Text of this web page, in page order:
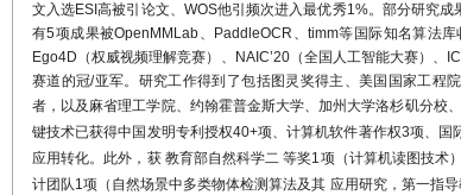
实验室博士生王文海论文“自然场景中不规则
系优秀博士论文
，入围CCF优博评选第二轮
实验室CVMJ论文入选ESI热点论文（领域前
实验室博士生李志琦与王文海等人的
Workshop Waymo 2022- 3D Camera-Only
作）
文入选ESI高被引论文、 WOS他引频次进入最优秀1%。部分研究成
有5项成果被OpenMMLab、 PaddleOCR 、 timm等国际知名算法
Ego4D （权威视频理解竞赛）、 NAIC’20（全国人工智能大赛）、
赛道的冠/亚军。研究工作得到了包括图灵奖得主、美国国家工程院
者，以及麻省理工学院、约翰霍普金斯大学、加州大学洛杉矶分校、
键技术已获得中国发明专利授权40+项、计算机软件著作权3项、国
应用转化。此外， 获 教育部自然科学二 等奖1项（计算机读图技术
计团队1项（自然场景中多类物体检测算法及其 应用研究，第一指